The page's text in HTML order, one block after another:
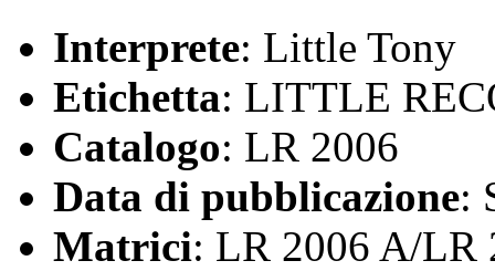
Interprete: Little Tony
Etichetta: LITTLE
Catalogo: LR 2006
Data di pubblicazione:
Matrici: LR 2006 A/LR